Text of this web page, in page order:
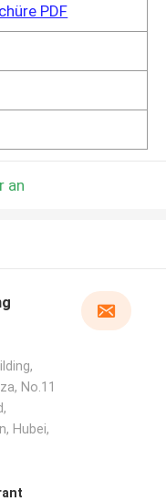
PDF
an
No.11
Hubei,